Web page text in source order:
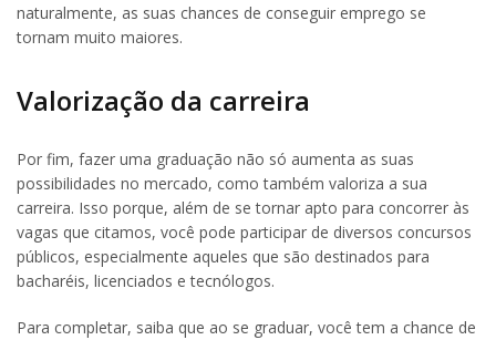
naturalmente, as suas chances de conseguir emprego se
tornam muito maiores.
Valorização da carreira
Por fim, fazer uma graduação não só aumenta as suas
possibilidades no mercado, como também valoriza a sua
carreira. Isso porque, além de se tornar apto para concorrer às
vagas que citamos, você pode participar de diversos concursos
públicos, especialmente aqueles que são destinados para
bacharéis, licenciados e tecnólogos.
Para completar, saiba que ao se graduar, você tem a chance de